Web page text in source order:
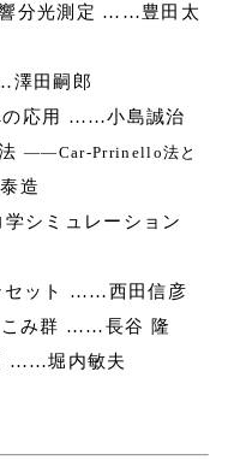
分光測定 ……豊田太
澤田嗣郎
の応用 ……小島誠治
――Car-Prrinello法と
造
シミュレーション
セット ……西田信彦
こみ群 ……長谷 隆
……堀内敏夫